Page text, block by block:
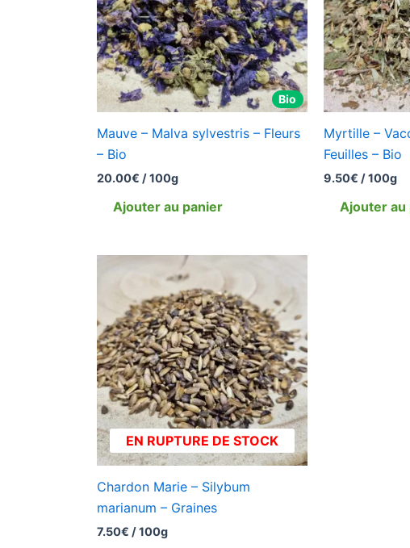
Bio
Mauve – Malva sylvestris – Fleurs
– Bio
20.00€ / 100g
Ajouter au panier
Myrtille –
Feuilles – Bio
9.50€ / 100g
Ajouter au
EN RUPTURE DE STOCK
Chardon Marie – Silybum
marianum – Graines
7.50€ / 100g